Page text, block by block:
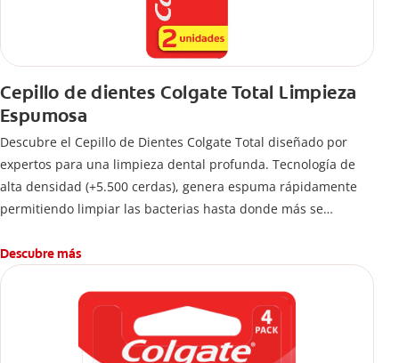
Cepillo de dientes Colgate Total Limpieza
Espumosa
Descubre el Cepillo de Dientes Colgate Total diseñado por
expertos para una limpieza dental profunda. Tecnología de
alta densidad (+5.500 cerdas), genera espuma rápidamente
permitiendo limpiar las bacterias hasta donde más se
Descubre más